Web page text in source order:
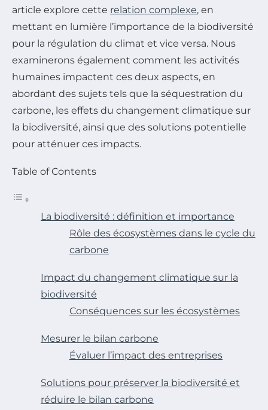
article explore cette relation complexe, en
mettant en lumière l’importance de la biodiversité
pour la régulation du climat et vice versa. Nous
examinerons également comment les activités
humaines impactent ces deux aspects, en
abordant des sujets tels que la séquestration du
carbone, les effets du changement climatique sur
la biodiversité, ainsi que des solutions potentielle
pour atténuer ces impacts.
Table of Contents
La biodiversité : définition et importance
Rôle des écosystèmes dans le cycle du
carbone
Impact du changement climatique sur la
biodiversité
Conséquences sur les écosystèmes
Mesurer le bilan carbone
Évaluer l’impact des entreprises
Solutions pour préserver la biodiversité et
réduire le bilan carbone